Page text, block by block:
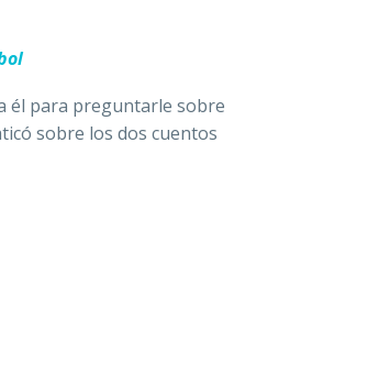
él para preguntarle sobre
sobre los dos cuentos